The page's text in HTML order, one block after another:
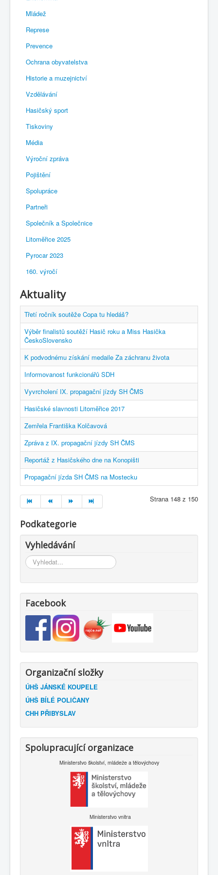
Mládež
Represe
Prevence
Ochrana obyvatelstva
Historie a muzejnictví
Vzdělávání
Hasičský sport
Tiskoviny
Média
Výroční zpráva
Pojištění
Spolupráce
Partneři
Společník a Společnice
Litoměřice 2025
Pyrocar 2023
160. výročí
Aktuality
Třetí ročník soutěže Copa tu hledáš?
Výběr finalistů soutěží Hasič roku a Miss Hasička
ČeskoSlovensko
K podvodnému získání medaile Za záchranu života
Informovanost funkcionářů SDH
Vyvrcholení IX. propagační jízdy SH ČMS
Hasičské slavnosti Litoměřice 2017
Zemřela Františka Kolčavová
Zpráva z IX. propagační jízdy SH ČMS
Reportáž z Hasičského dne na Konopišti
Propagační jízda SH ČMS na Mostecku
Strana 148 z 150
Podkategorie
Vyhledávání
Vyhledávání...
Facebook
Organizační složky
ÚHŠ JÁNSKÉ KOUPELE
ÚHŠ BÍLÉ POLIČANY
CHH PŘIBYSLAV
Spolupracující organizace
Ministerstvo školství, mládeže a tělovýchovy
Ministerstvo vnitra